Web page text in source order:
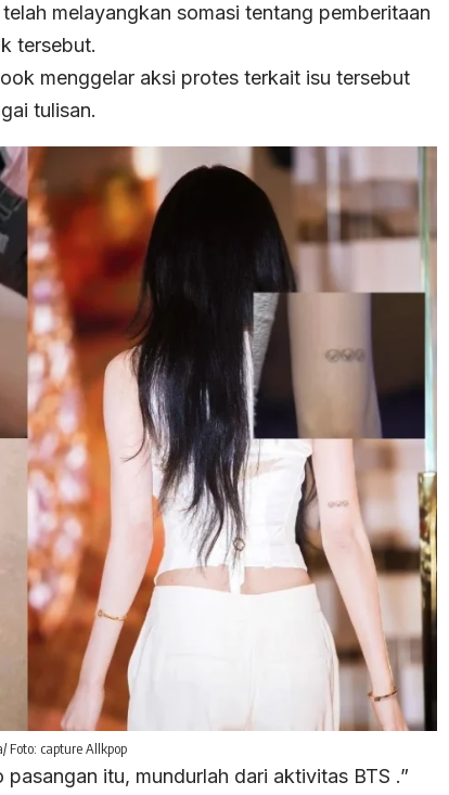
melayangkan somasi tentang pemberitaan
tersebut.
menggelar aksi protes terkait isu tersebut
tulisan.
Foto: capture Allkpop
itu, mundurlah dari aktivitas BTS .”